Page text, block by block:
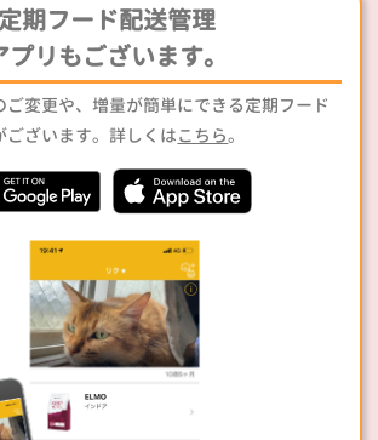
定期フード配送管理
プリもございます。
ご変更や、増量が簡単にできる定期フード
ございます。詳しくはこちら。